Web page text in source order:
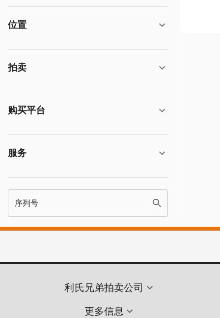
位置
拍卖
购买平台
服务
序列号
利氏兄弟拍卖公司
更多信息